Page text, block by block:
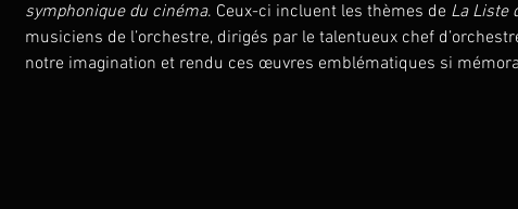
symphonique du cinéma. Ceux-ci incluent les thèmes de La Liste
musiciens de l’orchestre, dirigés par le talentueux chef
notre imagination et rendu ces œuvres emblématiques si